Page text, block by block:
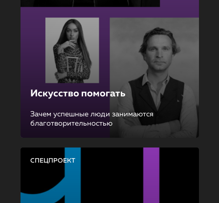
Искусство помогать
Зачем успешные люди занимаются
благотворительностью
СПЕЦПРОЕКТ